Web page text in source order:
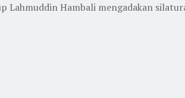
Lahmuddin Hambali mengadakan